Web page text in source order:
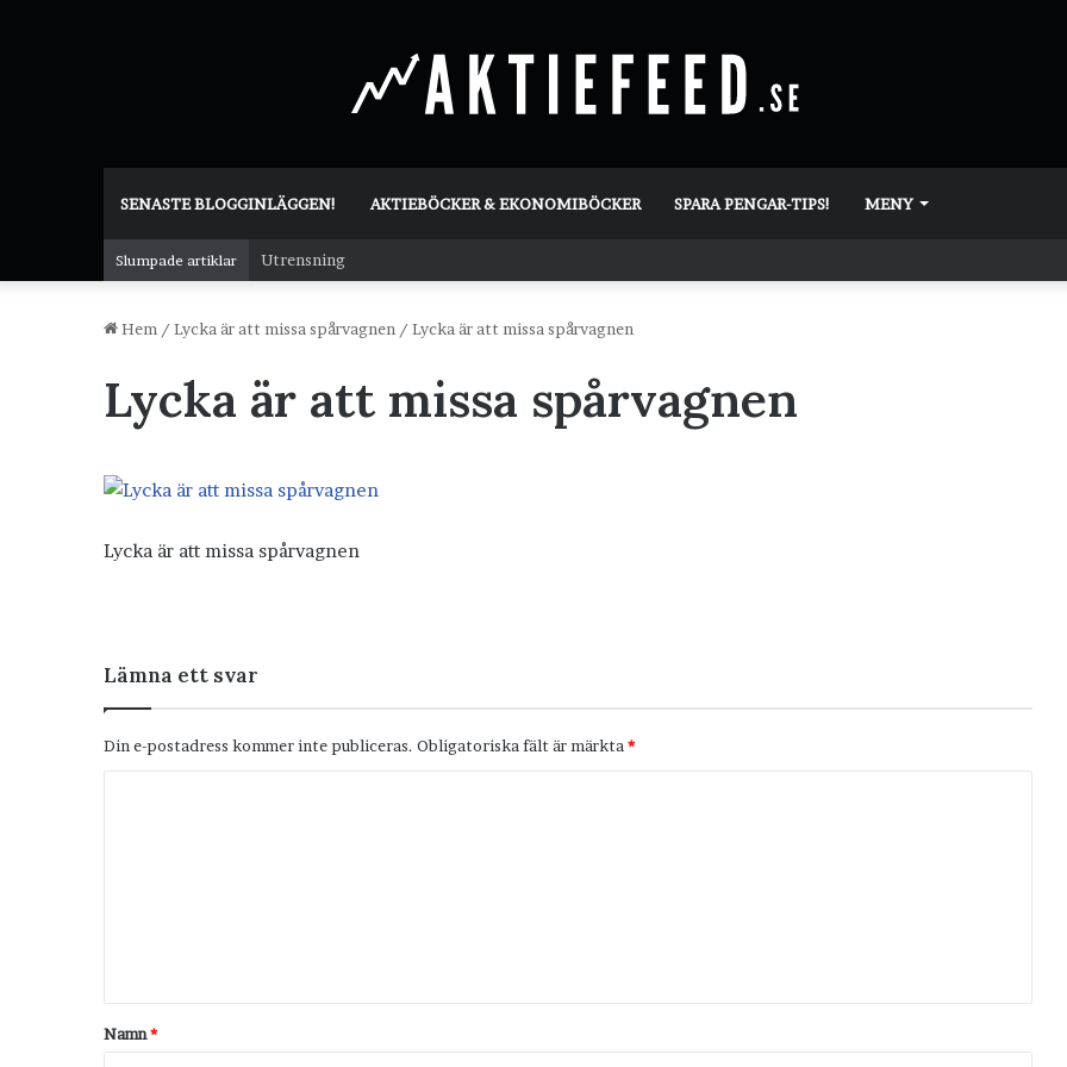
SENASTE BLOGGINLÄGGEN! AKTIEBÖCKER & EKONOMIBÖCKER SPARA PENGAR-TIPS! MENY
Slumpade artiklar Utrensning
Hem / Lycka är att missa spårvagnen / Lycka är att missa spårvagnen
Lycka är att missa spårvagnen
Lycka är att missa spårvagnen
Lämna ett svar
Din e-postadress kommer inte publiceras. Obligatoriska fält är märkta *
t
a
Namn*